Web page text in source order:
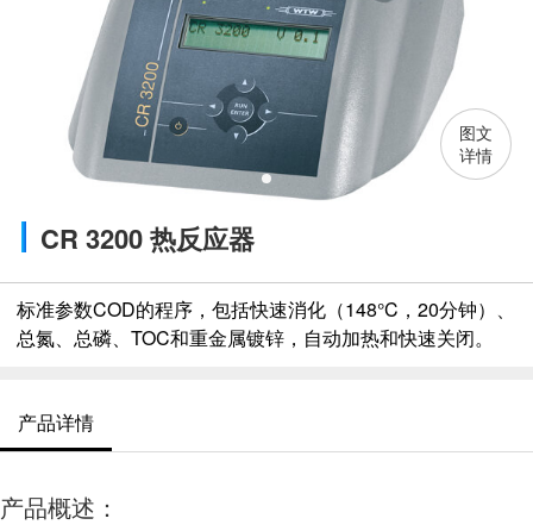
图文
详情
CR 3200 热反应器
标准参数COD的程序，包括快速消化（148°C，20分钟）、
总氮、总磷、TOC和重金属镀锌，自动加热和快速关闭。
产品详情
产品概述：